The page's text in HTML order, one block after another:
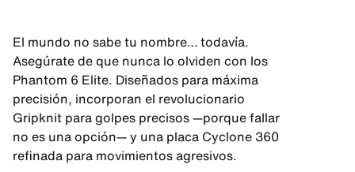
El mundo no sabe tu nombre… todavía.
Asegúrate de que nunca lo olviden con los
Phantom 6 Elite. Diseñados para máxima
precisión, incorporan el revolucionario
Gripknit para golpes precisos —porque fallar
no es una opción— y una placa Cyclone 360
refinada para movimientos agresivos.